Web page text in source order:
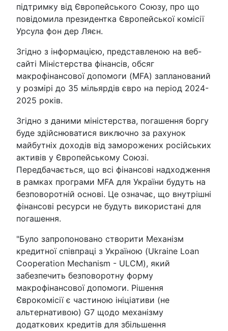
підтримку від Європейського Союзу, про що
повідомила президентка Європейської комісії
Урсула фон дер Ляєн.
Згідно з інформацією, представленою на веб-
сайті Міністерства фінансів, обсяг
макрофінансової допомоги (MFA) запланований
у розмірі до 35 мільярдів євро на період 2024-
2025 років.
Згідно з даними міністерства, погашення боргу
буде здійснюватися виключно за рахунок
майбутніх доходів від заморожених російських
активів у Європейському Союзі.
Передбачається, що всі фінансові надходження
в рамках програми MFA для України будуть на
безповоротній основі. Це означає, що внутрішні
фінансові ресурси не будуть використані для
погашення.
"Було запропоновано створити Механізм
кредитної співпраці з Україною (Ukraine Loan
Cooperation Mechanism - ULCM), який
забезпечить безповоротну форму
макрофінансової допомоги. Рішення
Єврокомісії є частиною ініціативи (не
альтернативою) G7 щодо механізму
додаткових кредитів для збільшення